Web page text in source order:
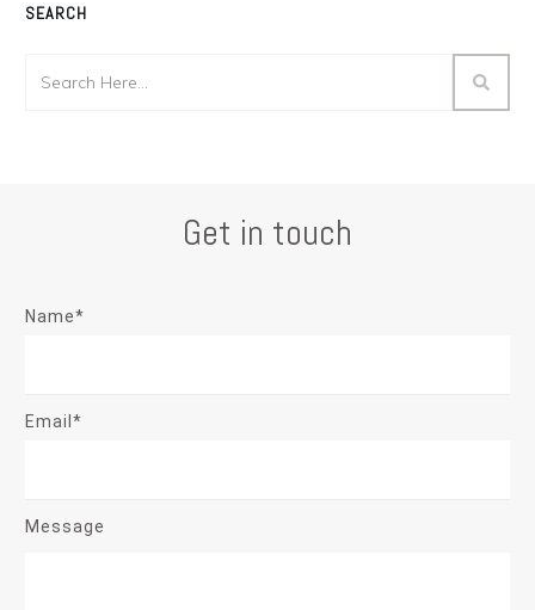
SEARCH
Get in touch
Name*
Email*
Message